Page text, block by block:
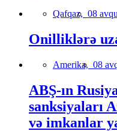
Qafqaz, 08
Onilliklərə
Amerika, 08
ABŞ-ın
sanksiyaları
və imkanlar